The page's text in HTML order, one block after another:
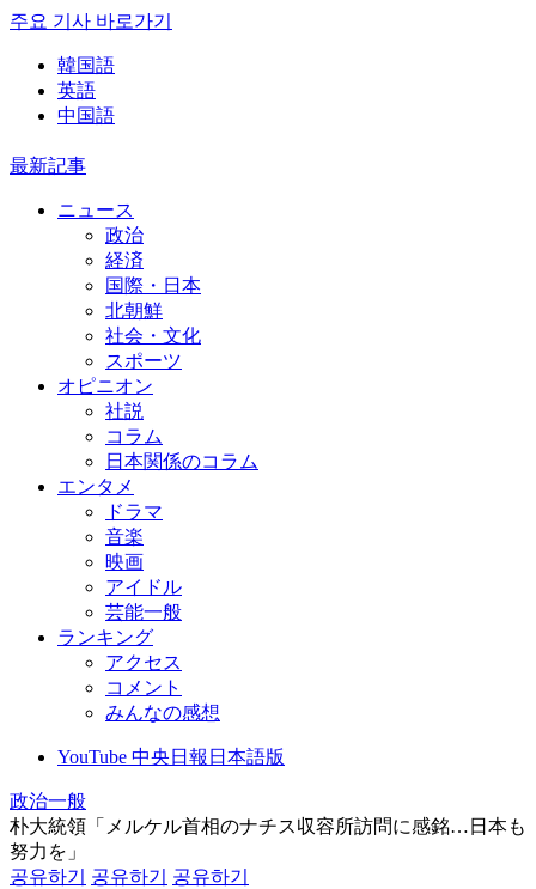
주요 기사 바로가기
韓国語
英語
中国語
最新記事
ニュース
政治
経済
国際・日本
北朝鮮
社会・文化
スポーツ
オピニオン
社説
コラム
日本関係のコラム
エンタメ
ドラマ
音楽
映画
アイドル
芸能一般
ランキング
アクセス
コメント
みんなの感想
YouTube 中央日報日本語版
政治一般
朴大統領「メルケル首相のナチス収容所訪問に感銘…日本も
努力を」
공유하기
공유하기
공유하기